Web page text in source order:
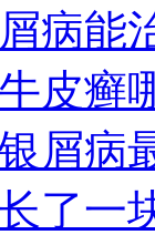
病能
皮癣
屑病
了一